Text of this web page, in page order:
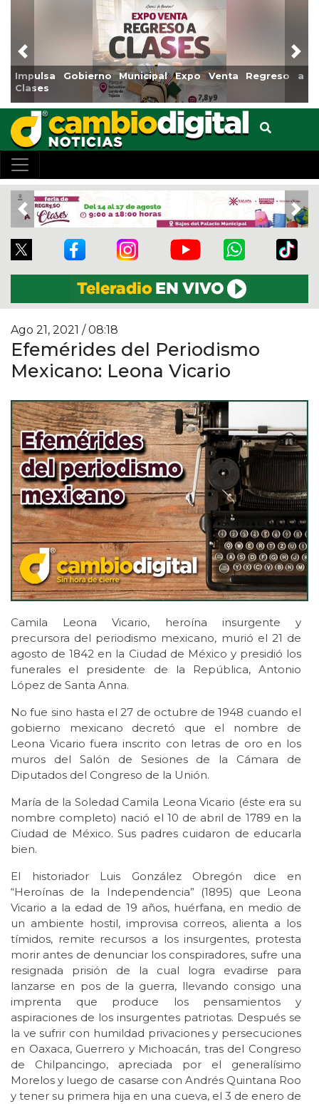
Regreso a
Reabrirá Coatzacoalcos la Alberca
Centro
Previous
Previous
Ago 21, 2021 / 08:18
Efemérides del Periodismo
Mexicano: Leona Vicario
Camila Leona Vicario, heroína insurgente y
precursora del periodismo mexicano, murió el 21 de
agosto de 1842 en la Ciudad de México y presidió los
funerales el presidente de la República, Antonio
López de Santa Anna.
No fue sino hasta el 27 de octubre de 1948 cuando el
gobierno mexicano decretó que el nombre de
Leona Vicario fuera inscrito con letras de oro en los
muros del Salón de Sesiones de la Cámara de
Diputados del Congreso de la Unión.
María de la Soledad Camila Leona Vicario (éste era su
nombre completo) nació el 10 de abril de 1789 en la
Ciudad de México. Sus padres cuidaron de educarla
bien.
El historiador Luis González Obregón dice en
“Heroínas de la Independencia” (1895) que Leona
Vicario a la edad de 19 años, huérfana, en medio de
un ambiente hostil, improvisa correos, alienta a los
tímidos, remite recursos a los insurgentes, protesta
morir antes de denunciar los conspiradores, sufre una
resignada prisión de la cual logra evadirse para
lanzarse en pos de la guerra, llevando consigo una
imprenta que produce los pensamientos y
aspiraciones de los insurgentes patriotas. Después se
la ve sufrir con humildad privaciones y persecuciones
en Oaxaca, Guerrero y Michoacán, tras del Congreso
de Chilpancingo, apreciada por el generalísimo
Morelos y luego de casarse con Andrés Quintana Roo
y tener su primera hija en una cueva, el 3 de enero de